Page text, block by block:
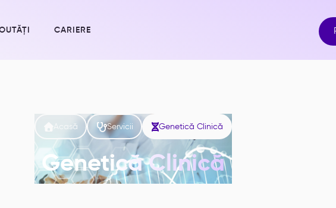
CARIERE
Acasă Servicii Genetică Clinică
Genetică Clinică